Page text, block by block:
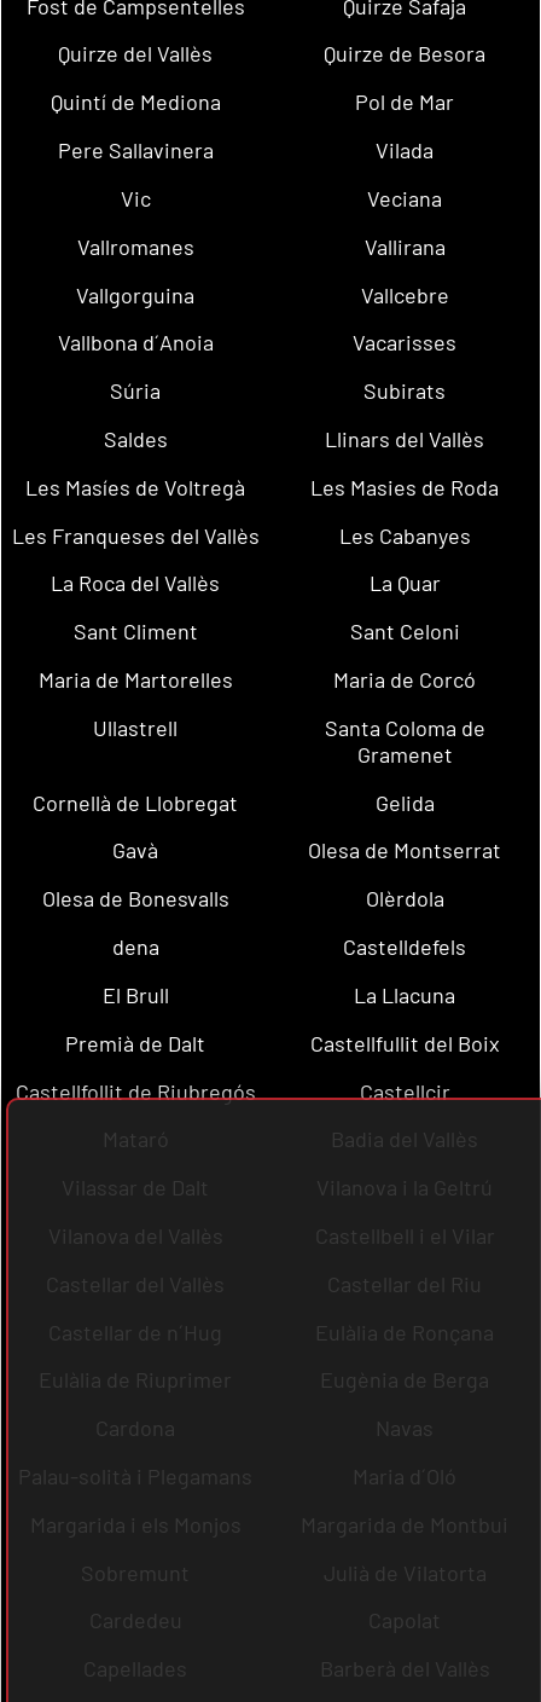
Fost de Campsentelles
Quirze Safaja
Quirze del Vallès
Quirze de Besora
Quintí de Mediona
Pol de Mar
Pere Sallavinera
Vilada
Vic
Veciana
Vallromanes
Vallirana
Vallgorguina
Vallcebre
Vallbona d´Anoia
Vacarisses
Súria
Subirats
Saldes
Llinars del Vallès
Les Masíes de Voltregà
Les Masies de Roda
Les Franqueses del Vallès
Les Cabanyes
La Roca del Vallès
La Quar
Sant Climent
Sant Celoni
Maria de Martorelles
Maria de Corcó
Ullastrell
Santa Coloma de
Gramenet
Cornellà de Llobregat
Gelida
Gavà
Olesa de Montserrat
Olesa de Bonesvalls
Olèrdola
dena
Castelldefels
El Brull
La Llacuna
Premià de Dalt
Castellfullit del Boix
Castellfollit de Riubregós
Castellcir
Mataró
Badia del Vallès
Vilassar de Dalt
Vilanova i la Geltrú
Vilanova del Vallès
Castellbell i el Vilar
Castellar del Vallès
Castellar del Riu
Castellar de n´Hug
Eulàlia de Ronçana
Eulàlia de Riuprimer
Eugènia de Berga
Cardona
Navas
Palau-solità i Plegamans
Maria d´Oló
Margarida i els Monjos
Margarida de Montbui
Sobremunt
Julià de Vilatorta
Cardedeu
Capolat
Capellades
Barberà del Vallès